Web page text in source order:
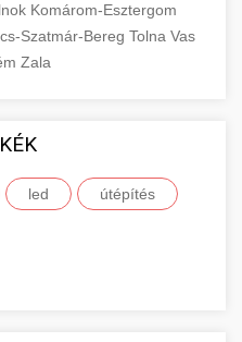
Komárom-Esztergom
Szatmár-Bereg Tolna Vas
Zala
led útépítés